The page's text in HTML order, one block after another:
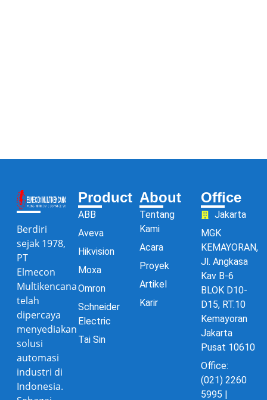
Berdiri
sejak 1978,
PT
Elmecon
Multikencana
telah
dipercaya
menyediakan
solusi
automasi
industri di
Indonesia.
Product
ABB
Aveva
Hikvision
Moxa
Omron
Schneider
Electric
Tai Sin
About
Tentang
Kami
Acara
Proyek
Artikel
Karir
Office
Jakarta
MGK
KEMAYORAN,
Jl. Angkasa
Kav B-6
BLOK D10-
D15, RT.10
Kemayoran
Jakarta
Pusat 10610
Office:
(021) 2260
5995 |